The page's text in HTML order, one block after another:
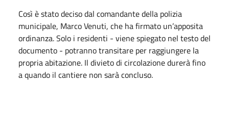
Così è stato deciso dal comandante della polizia
municipale, Marco Venuti, che ha firmato un’apposita
ordinanza. Solo i residenti - viene spiegato nel testo del
documento - potranno transitare per raggiungere la
propria abitazione. Il divieto di circolazione durerà fino
a quando il cantiere non sarà concluso.